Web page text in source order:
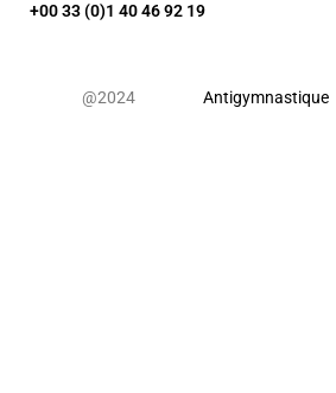
+00 33 (0)1 40 46 92 19
@2024 Antigymnastique